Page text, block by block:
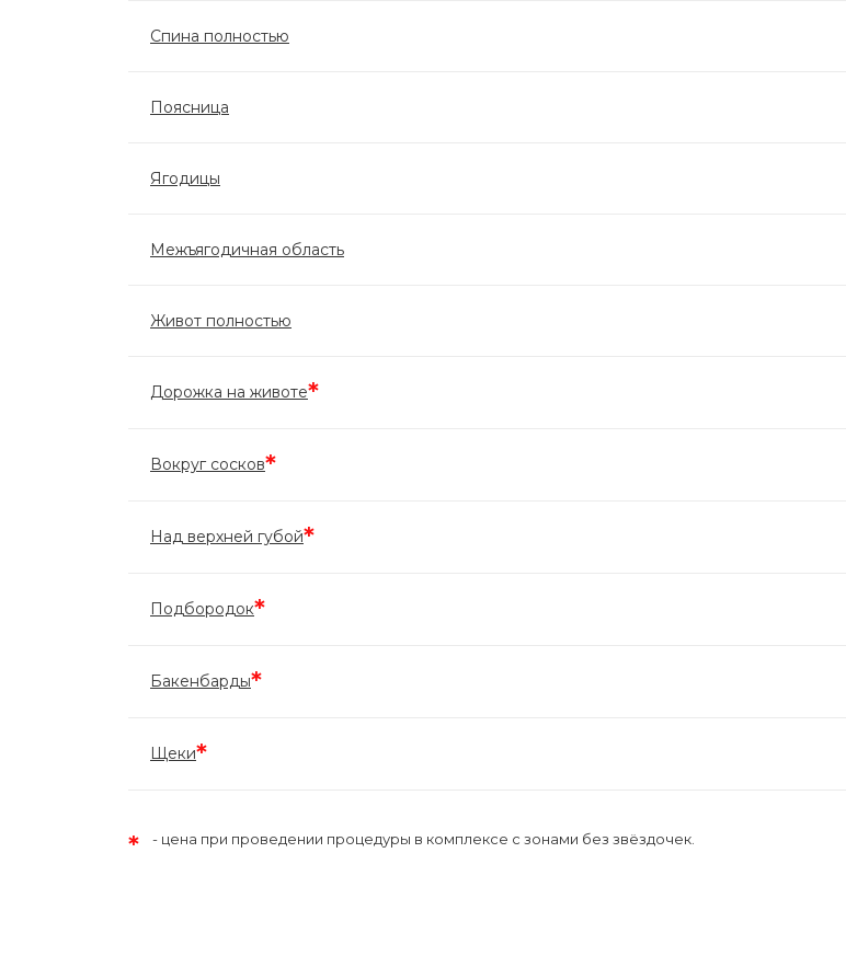
Спина полностью
Поясница
Ягодицы
Межъягодичная область
Живот полностью
Дорожка на животе*
Вокруг сосков*
Над верхней губой*
Подбородок*
Бакенбарды*
Щеки*
* цена при проведении процедуры в комплексе с зонами без звёздочек.